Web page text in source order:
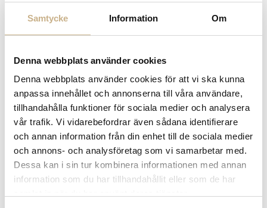
Samtycke Information Om
Denna webbplats använder cookies
Denna webbplats använder cookies för att vi ska kunna
anpassa innehållet och annonserna till våra användare,
tillhandahålla funktioner för sociala medier och analysera
vår trafik. Vi vidarebefordrar även sådana identifierare
och annan information från din enhet till de sociala medier
och annons- och analysföretag som vi samarbetar med.
Dessa kan i sin tur kombinera informationen med annan
information som du har tillhandahållit eller som de har
Hämta i butik
BESKRIVNING
SPECIFIKATIONER